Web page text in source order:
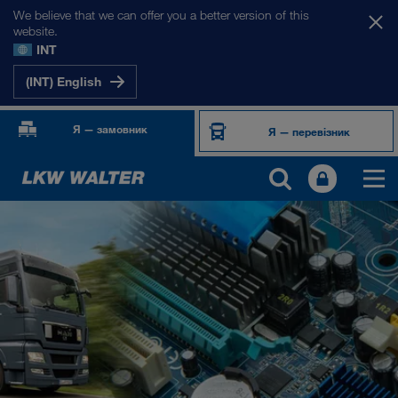
We believe that we can offer you a better version of this
website.
INT
(INT) English
Я — замовник Я — перевізник
ПРОДУКТИ ТА ПОСЛУГИ
Автомобільні перевезення
Цифрові рішення
Комбіновані перевезення